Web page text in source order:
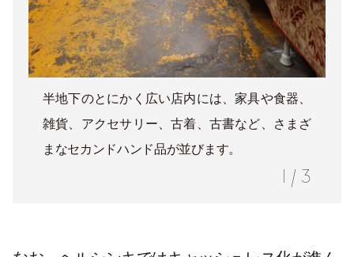
半地下のとにかく広い店内には、家具や食器、
雑貨、アクセサリー、古着、古書など、さまざ
まなセカンドハンド品が並びます。
1 / 3